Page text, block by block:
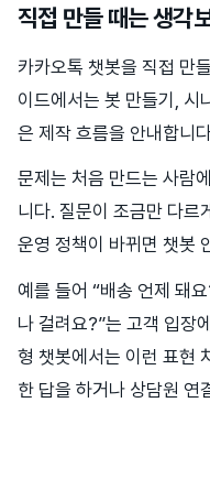
직접 만들 때는 생각
카카오톡 챗봇을 직접 만
이드에서는 봇 만들기, 시
은 제작 흐름을 안내합니
문제는 처음 만드는 사람
니다. 질문이 조금만 다르
운영 정책이 바뀌면 챗봇
예를 들어 “배송 언제 돼
나 걸려요?”는 고객 입장
형 챗봇에서는 이런 표현
한 답을 하거나 상담원 연